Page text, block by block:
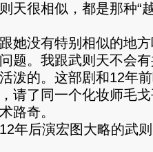
天很相似，都是那种“
没有特别相似的地方
题。我跟武则天不会
泼的。这部剧和12年
请了同一个化妆师毛
路奇。
后演宏图大略的武则